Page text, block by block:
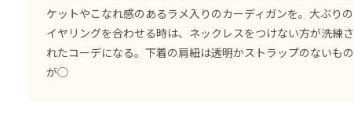
ケットやこなれ感のあるラメ入りのカーディガンを。大ぶりの
イヤリングを合わせる時は、ネックレスをつけない方が洗練さ
れたコーデになる。下着の肩紐は透明かストラップのないもの
が◯